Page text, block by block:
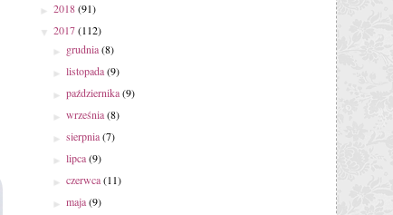
► 2018(91)
▼ 2017(112)
► grudnia(8)
►listopada(9)
►października(9)
►września(8)
►sierpnia(7)
►lipca(9)
►czerwca(11)
►maja(9)